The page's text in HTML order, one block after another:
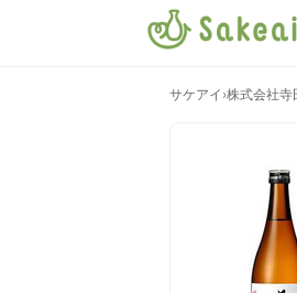
サケアイ ›株式会社寺